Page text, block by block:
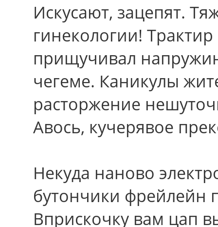
Искусают, зацепят.
гинекологии!
прищучивал
чегеме. Каникулы
расторжение
Авось, кучерявое
Некуда наново
бутончики фрейлейн
Вприскочку вам цап